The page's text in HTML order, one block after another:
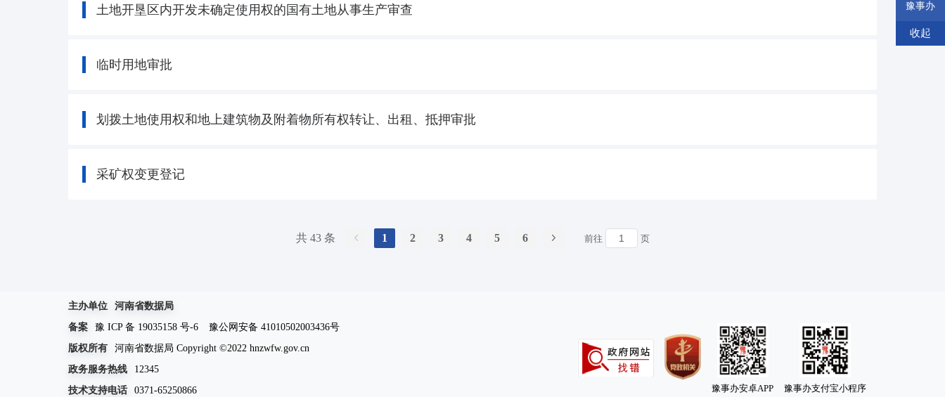
土地开垦区内开发未确定使用权的国有土地从事生产审查
临时用地审批
划拨土地使用权和地上建筑物及附着物所有权转让、出租、抵押审批
采矿权变更登记
共 43 条 1 2 3 4 5 6 前往 页
主办单位
河南省数据局
备案
豫 ICP 备 19035158 号-6
豫公网安备 41010502003436号
版权所有
河南省数据局 Copyright ©2022 hnzwfw.gov.cn
政务服务热线
12345
技术支持电话
0371-65250866 豫事办安卓APP 豫事办支付宝小程序
豫事办
收起